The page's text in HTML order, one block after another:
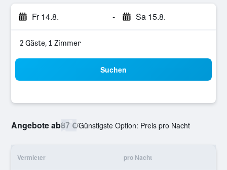
Fr 14.8. - Sa 15.8.
2 Gäste, 1 Zimmer
Suchen
Angebote ab87 €/Günstigste Option: Preis pro Nacht
Vermieter pro Nacht